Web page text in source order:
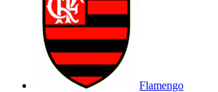
Flamengo